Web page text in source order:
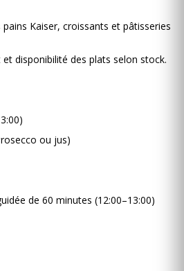
Kaiser, croissants et pâtisseries
disponibilité des plats selon stock.
ou jus)
de 60 minutes (12:00–13:00)